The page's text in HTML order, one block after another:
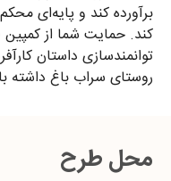
برآورده کند و پایه‌ای
کند. حمایت شما از کمپین
توانمندسازی داستان
روستای سراب باغ داشته
محل طرح